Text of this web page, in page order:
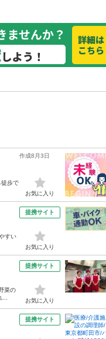
徒歩で
作成8月3日
お気に入り
すい
提携サイト
お気に入り
菜の
提携サイト
お気に入り
提携サイト